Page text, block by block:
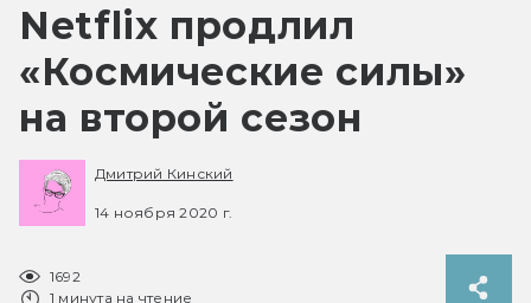
Netflix продлил
«Космические силы»
на второй сезон
Дмитрий Кинский
14 ноября 2020 г.
1692
1 минута на чтение